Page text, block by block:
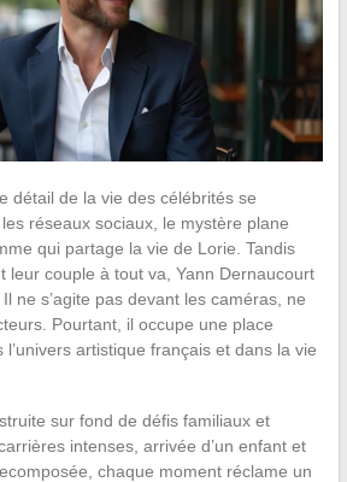
détail de la vie des célébrités se
réseaux sociaux, le mystère plane
qui partage la vie de Lorie. Tandis
leur couple à tout va, Yann Dernaucourt
ne s’agite pas devant les caméras, ne
Pourtant, il occupe une place
artistique français et dans la vie
sur fond de défis familiaux et
intenses, arrivée d’un enfant et
chaque moment réclame un